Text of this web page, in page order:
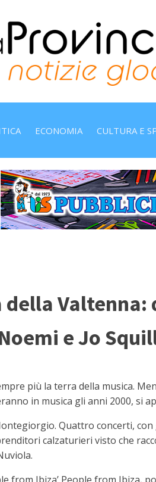
ECONOMIA CULTURA E
Valtenna:
e Jo
più la terra della musica.
in musica gli anni 2000, si
Quattro concerti,
calzaturieri visto che